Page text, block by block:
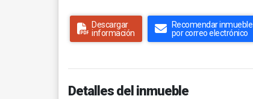
Descargar
información
Recomendar inmueble
por correo electrónico
Detalles del inmueble